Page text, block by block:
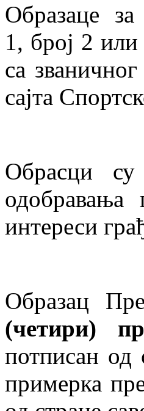
Образаце
1, број 2
са
сајта
Обрасци
интереси
Образац
(четири)
потписан од
примерка